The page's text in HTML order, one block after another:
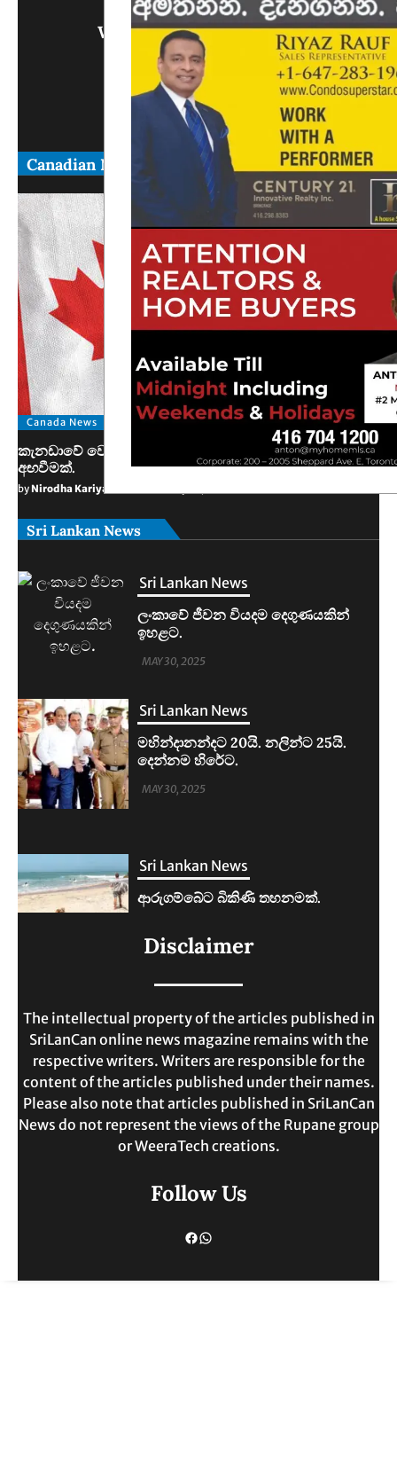
Write Us What You Think
Canadian News
Canada News
කැනඩාවේ වෙසෙන තම පුරවැසියන්ට ඊශ්‍රායලයෙන් අනතුරු
අඟවීමක්.
byNirodha Kariyawasam
Sri Lankan News
Sri Lankan News
මහින්දානන්දට 20යි. නලින්ට 25යි.
දෙන්නම හිරේට.
MAY 30, 2025
Sri Lankan News
ආරුගම්බේට බිකිණි තහනමක්.
MAY 30, 2025
Sri Lankan News
ඉහළට.
Disclaimer
The intellectual property of the articles published in
SriLanCan online news magazine remains with the
respective writers. Writers are responsible for the
content of the articles published under their names.
Please also note that articles published in SriLanCan
News do not represent the views of the Rupane group
or WeeraTech creations.
Follow Us
Facebook
WhatsApp